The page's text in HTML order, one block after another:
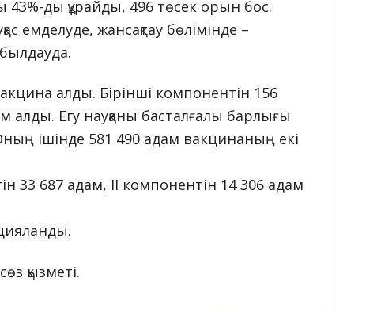
ды құрайды, 496 төсек орын бос.
емделуде, жансақтау бөлімінде –
алды. Бірінші компонентін 156
алды. Егу науқаны басталғалы барлығы
ішінде 581 490 адам вакцинаның екі
33 687 адам, II компонентін 14 306 адам
қызметі.